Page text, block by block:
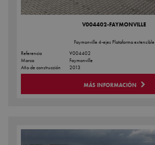
V004402-FAYMONVILLE
Faymonville 4-ejes Plataforma extensible
Referencia
V004402
Marca
Faymonville
Año de construcción
2013
MÁS INFORMACIÓN